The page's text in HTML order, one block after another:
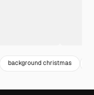
background christmas